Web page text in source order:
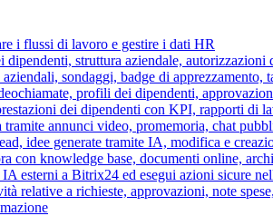
i flussi di lavoro e gestire i dati HR
dipendenti, struttura aziendale, autorizzazioni
sondaggi, badge di apprezzamento,
profili dei dipendenti,
dei dipendenti con KPI, rapporti di
tramite annunci video, promemoria, chat
idee generate tramite IA, modifica e
con knowledge base, documenti online,
esterni a Bitrix24 ed esegui azioni sicure
relative a richieste, approvazioni, note